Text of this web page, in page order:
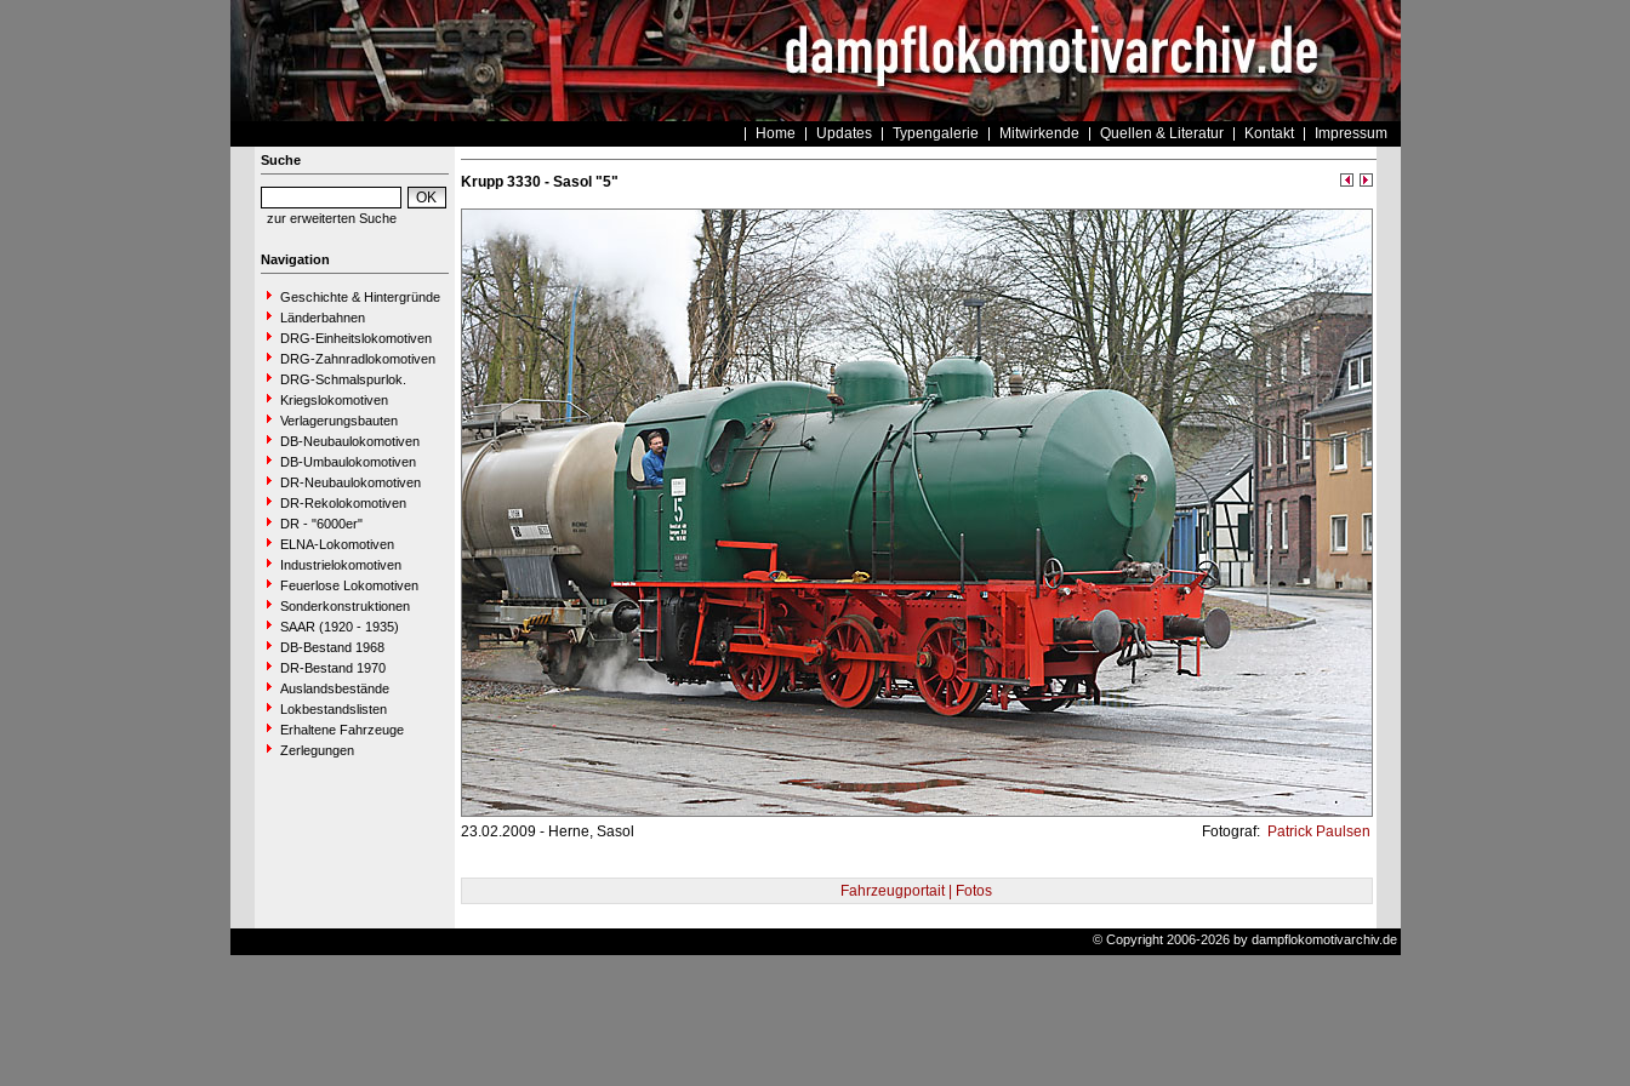
Home Updates Typengalerie Mitwirkende Quellen & Literatur Kontakt Impressum
Suche
zur erweiterten Suche
Navigation
Geschichte & Hintergründe
Länderbahnen
DRG-Einheitslokomotiven
DRG-Zahnradlokomotiven
DRG-Schmalspurlok.
Kriegslokomotiven
Verlagerungsbauten
DB-Neubaulokomotiven
DB-Umbaulokomotiven
DR-Neubaulokomotiven
DR-Rekolokomotiven
DR - "6000er"
ELNA-Lokomotiven
Industrielokomotiven
Feuerlose Lokomotiven
Sonderkonstruktionen
SAAR (1920 - 1935)
DB-Bestand 1968
DR-Bestand 1970
Auslandsbestände
Lokbestandslisten
Erhaltene Fahrzeuge
Zerlegungen
Krupp 3330 - Sasol "5"
23.02.2009 - Herne, Sasol Fotograf: Patrick Paulsen
Fahrzeugportait | Fotos
© Copyright 2006-2026 by dampflokomotivarchiv.de